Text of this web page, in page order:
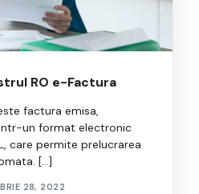
RO e-Factura
factura emisa,
un format electronic
care permite prelucrarea
[…]
28, 2022